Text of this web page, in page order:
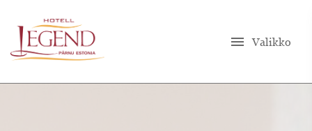
menu Valikko